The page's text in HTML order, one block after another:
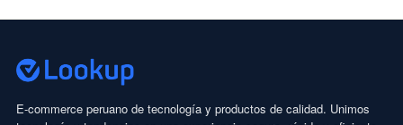
E-commerce peruano de tecnología y productos de calidad. Unimos